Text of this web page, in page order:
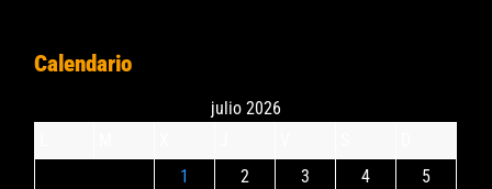
Calendario
julio 2026
1
2 3 4
5